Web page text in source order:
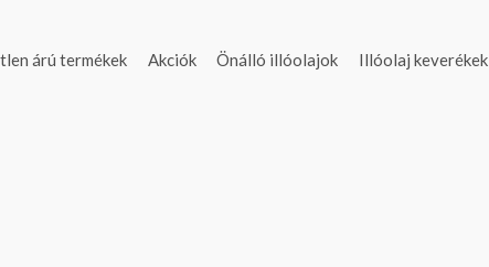
árú termékek Akciók Önálló illóolajok Illóolaj keverékek